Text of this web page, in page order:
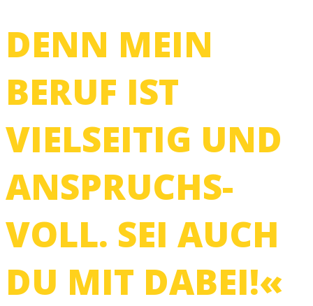
DENN MEIN
BERUF IST
VIELSEITIG UND
ANSPRUCHS­
VOLL. SEI AUCH
DU MIT DABEI!«